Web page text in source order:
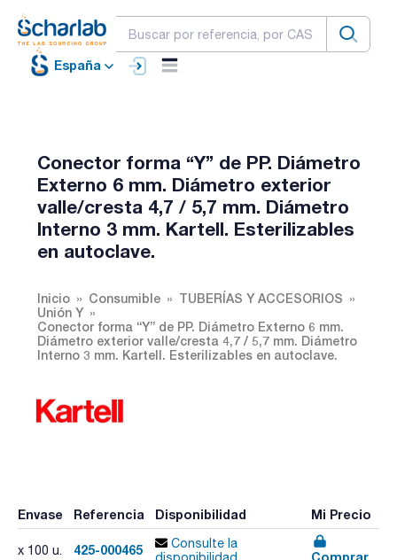
España
Conector forma “Y” de PP. Diámetro
Externo 6 mm. Diámetro exterior
valle/cresta 4,7 / 5,7 mm. Diámetro
Interno 3 mm. Kartell. Esterilizables
en autoclave.
Inicio Consumible
TUBERÍAS Y ACCESORIOS
Unión Y
Conector forma “Y” de PP. Diámetro Externo 6 mm.
Diámetro exterior valle/cresta 4,7 / 5,7 mm. Diámetro
Interno 3 mm. Kartell. Esterilizables en autoclave.
Envase Referencia Disponibilidad Mi Precio
x 100 u. 425-000465
Consulte la
disponibilidad